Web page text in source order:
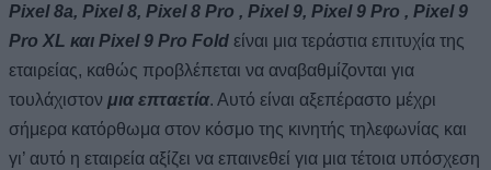
Pixel 8a, Pixel 8, Pixel 8 Pro , Pixel 9, Pixel 9 Pro , Pixel 9
Pro XL και Pixel 9 Pro Fold είναι μια τεράστια επιτυχία της
εταιρείας, καθώς προβλέπεται να αναβαθμίζονται για
τουλάχιστον μια επταετία. Αυτό είναι αξεπέραστο μέχρι
σήμερα κατόρθωμα στον κόσμο της κινητής τηλεφωνίας και
γι’ αυτό η εταιρεία αξίζει να επαινεθεί για μια τέτοια υπόσχεση